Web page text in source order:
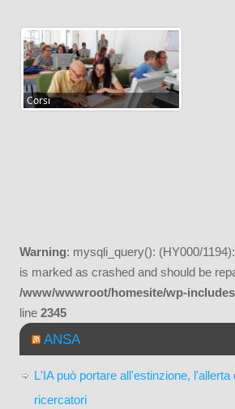
Corsi
Warning: mysqli_query(): (HY000/
is marked as crashed and should be
/www/wwwroot/homesite/wp-
line 2345
ANSA
L'IA può portare all'estinzione, l'allerta
ricercatori